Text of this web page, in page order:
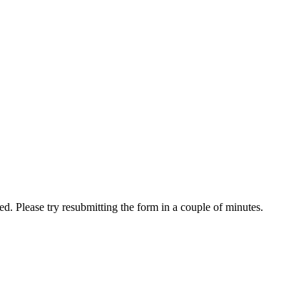
Please try resubmitting the form in a couple of minutes.